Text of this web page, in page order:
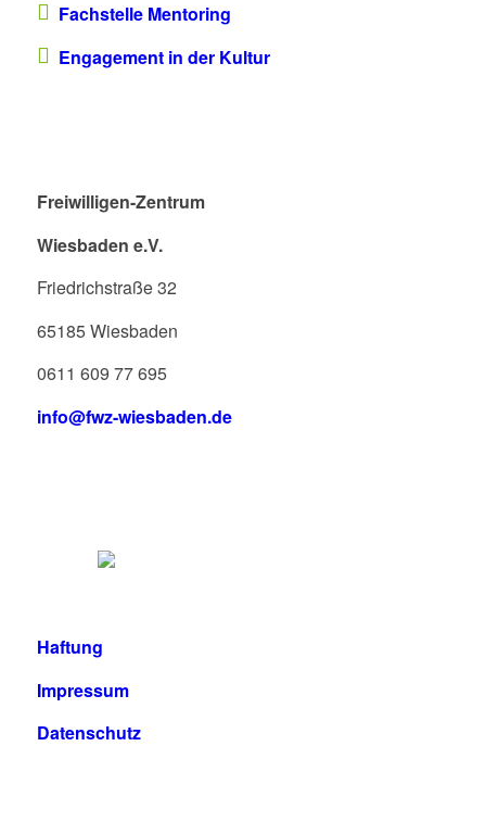
Fachstelle Mentoring
Engagement in der Kultur
Freiwilligen-Zentrum
Wiesbaden e.V.
Friedrichstraße 32
65185 Wiesbaden
0611 609 77 695
info@fwz-wiesbaden.de
Haftung
Impressum
Datenschutz